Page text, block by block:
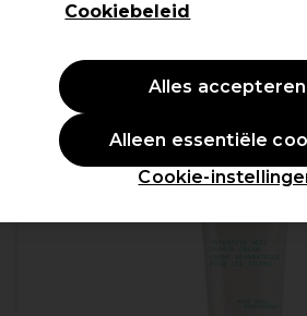
9,15 €
PROMOTIE
Cookiebeleid
Cookie-
Alleen essentiële
Alles accepteren